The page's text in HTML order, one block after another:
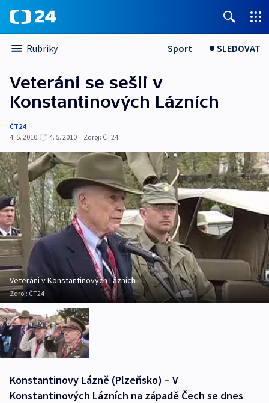
Rubriky Sport SLEDOVAT
Veteráni se sešli v
Konstantinových Lázních
ČT24
4. 5. 2010
4. 5. 2010 | Zdroj: ČT24
Veteráni v Konstantinových Lázních
Zdroj: ČT24
Konstantinovy Lázně (Plzeňsko) – V
Konstantinových Lázních na západě Čech se dnes